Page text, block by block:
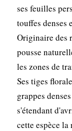
ses feuilles
touffes denses
Originaire des
pousse
les zones de
Ses tiges
grappes
s'étendant
cette espèce